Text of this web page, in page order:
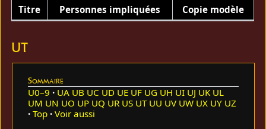
Titre Personnes impliquées Copie modèle
UT
Sommaire
U0–9 UA UB UC UD UE UF UG UH UI UJ UK UL
UM UN UO UP UQ UR US UT UU UV UW UX UY UZ
Top
Voir aussi